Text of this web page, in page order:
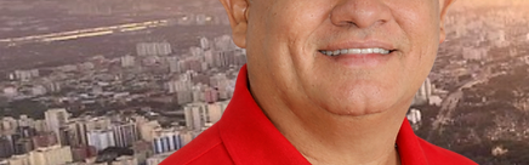
Grupo Dr. Jorge do Carmo